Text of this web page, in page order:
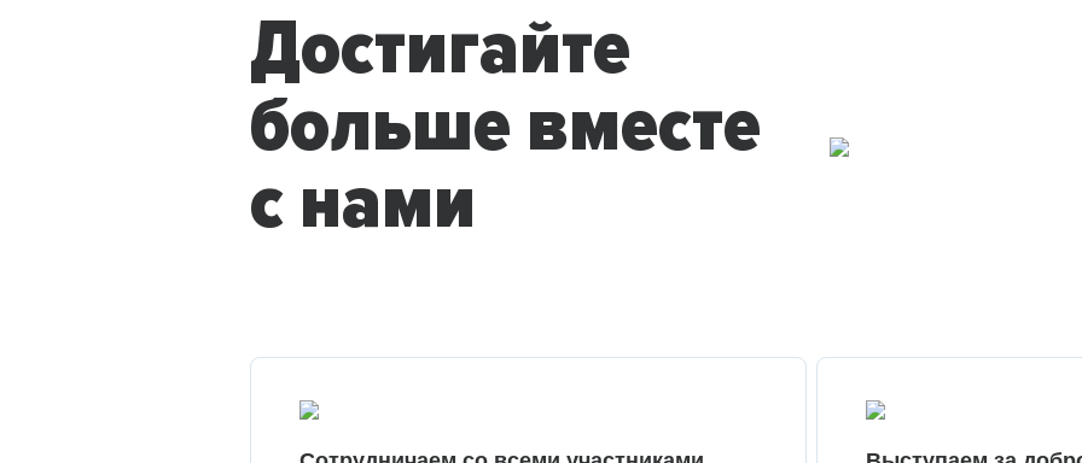
Достигайте
больше вместе
с нами